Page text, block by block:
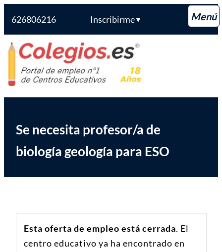
626806216 Inscribirme▼
Saltar
contenido
Colegios.es
Se necesita profesor/a de
biología geología para ESO
Esta oferta de empleo está cerrada. El
centro educativo ya ha encontrado en